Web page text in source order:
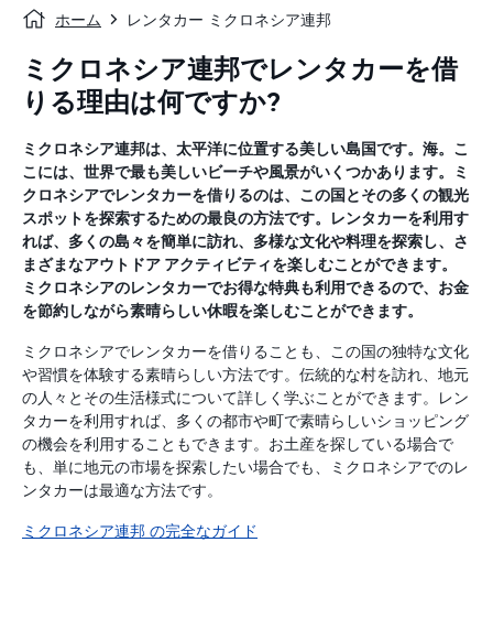
ホーム レンタカー ミクロネシア連邦
ミクロネシア連邦でレンタカーを借
りる理由は何ですか?
ミクロネシア連邦は、太平洋に位置する美しい島国です。海。こ
こには、世界で最も美しいビーチや風景がいくつかあります。ミ
クロネシアでレンタカーを借りるのは、この国とその多くの観光
スポットを探索するための最良の方法です。レンタカーを利用す
れば、多くの島々を簡単に訪れ、多様な文化や料理を探索し、さ
まざまなアウトドア アクティビティを楽しむことができます。
ミクロネシアのレンタカーでお得な特典も利用できるので、お金
を節約しながら素晴らしい休暇を楽しむことができます。
ミクロネシアでレンタカーを借りることも、この国の独特な文化
や習慣を体験する素晴らしい方法です。伝統的な村を訪れ、地元
の人々とその生活様式について詳しく学ぶことができます。レン
タカーを利用すれば、多くの都市や町で素晴らしいショッピング
の機会を利用することもできます。お土産を探している場合で
も、単に地元の市場を探索したい場合でも、ミクロネシアでのレ
ンタカーは最適な方法です。
ミクロネシア連邦 の完全なガイド